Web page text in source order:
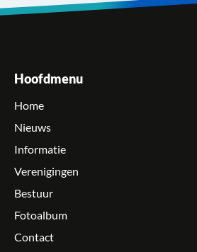
Hoofdmenu
Home
Nieuws
Informatie
Verenigingen
Bestuur
Fotoalbum
Contact